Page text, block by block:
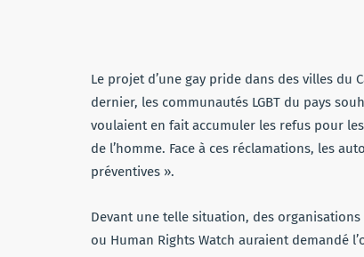
Le projet d’une gay pride dans des villes du
dernier, les communautés LGBT du pays
voulaient en fait accumuler les refus pour
de l’homme. Face à ces réclamations, les
préventives ».
Devant une telle situation, des
ou Human Rights Watch auraient demandé